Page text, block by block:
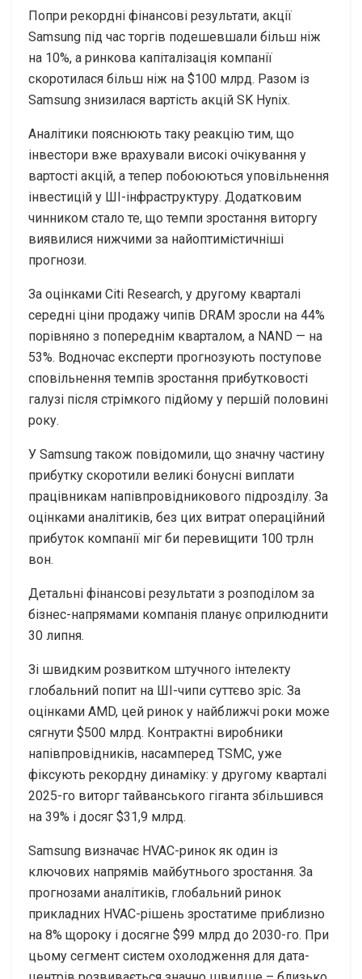
Попри рекордні фінансові результати, акції
Samsung під час торгів подешевшали більш ніж
на 10%, а ринкова капіталізація компанії
скоротилася більш ніж на $100 млрд. Разом із
Samsung знизилася вартість акцій SK Hynix.
Аналітики пояснюють таку реакцію тим, що
інвестори вже врахували високі очікування у
вартості акцій, а тепер побоюються уповільнення
інвестицій у ШІ-інфраструктуру. Додатковим
чинником стало те, що темпи зростання виторгу
виявилися нижчими за найоптимістичніші
прогнози.
За оцінками Citi Research, у другому кварталі
середні ціни продажу чипів DRAM зросли на 44%
порівняно з попереднім кварталом, а NAND — на
53%. Водночас експерти прогнозують поступове
сповільнення темпів зростання прибутковості
галузі після стрімкого підйому у першій половині
року.
У Samsung також повідомили, що значну частину
прибутку скоротили великі бонусні виплати
працівникам напівпровідникового підрозділу. За
оцінками аналітиків, без цих витрат операційний
прибуток компанії міг би перевищити 100 трлн
вон.
Детальні фінансові результати з розподілом за
бізнес-напрямами компанія планує оприлюднити
30 липня.
Зі швидким розвитком штучного інтелекту
глобальний попит на ШI-чипи суттєво зріс. За
оцінками AMD, цей ринок у найближчі роки може
сягнути $500 млрд. Контрактні виробники
напівпровідників, насамперед TSMC, уже
фіксують рекордну динаміку: у другому кварталі
2025-го виторг тайванського гіганта збільшився
на 39% і досяг $31,9 млрд.
Samsung визначає HVAC-ринок як один із
ключових напрямів майбутнього зростання. За
прогнозами аналітиків, глобальний ринок
прикладних HVAC-рішень зростатиме приблизно
на 8% щороку і досягне $99 млрд до 2030-го. При
цьому сегмент систем охолодження для дата-